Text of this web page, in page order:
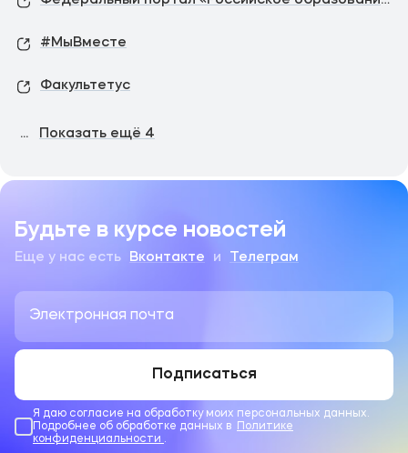
#МыВместе
Факультетус
... Показать ещё 4
Будьте в курсе новостей
Еще у нас есть Вконтакте и Телеграм
Подписаться
Я даю согласие на обработку моих персональных данных.
Подробнее об обработке данных в
Политике
конфиденциальности .